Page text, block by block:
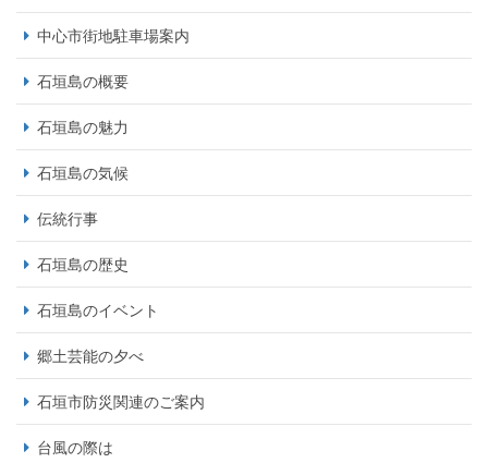
中心市街地駐車場案内
石垣島の概要
石垣島の魅力
石垣島の気候
伝統行事
石垣島の歴史
石垣島のイベント
郷土芸能の夕べ
石垣市防災関連のご案内
台風の際は